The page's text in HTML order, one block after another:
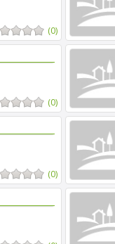
(0)
(0)
(0)